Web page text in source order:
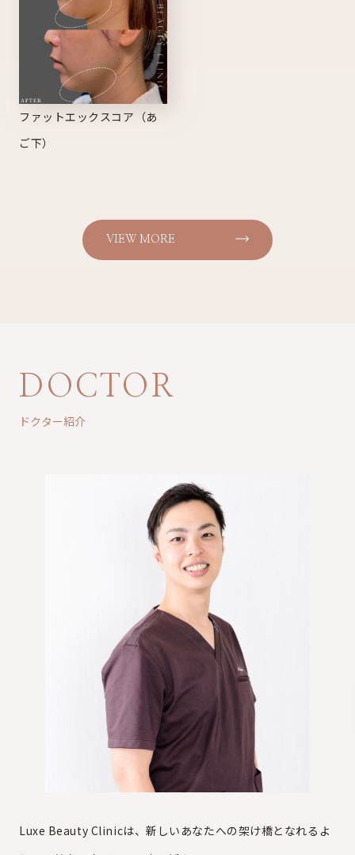
ファットエックスコア（あ
ご下）
VIEW MORE
DOCTOR
ドクター紹介
Luxe Beauty Clinicは、新しいあなたへの架け橋となれるよ